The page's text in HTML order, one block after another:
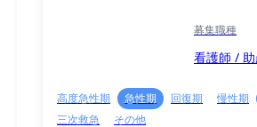
募集職種
看護師 /
高度急性期 急性期 回復期 慢性期
三次救急
その他